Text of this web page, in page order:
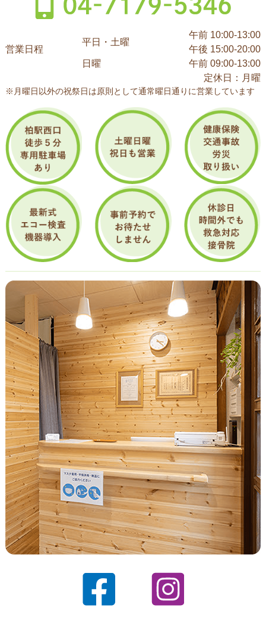
営業日程
平日・土曜
午前 10:00-13:00
午後 15:00-20:00
日曜
午前 09:00-13:00
定休日：月曜
※月曜日以外の祝祭日は原則として通常曜日通りに営業しています